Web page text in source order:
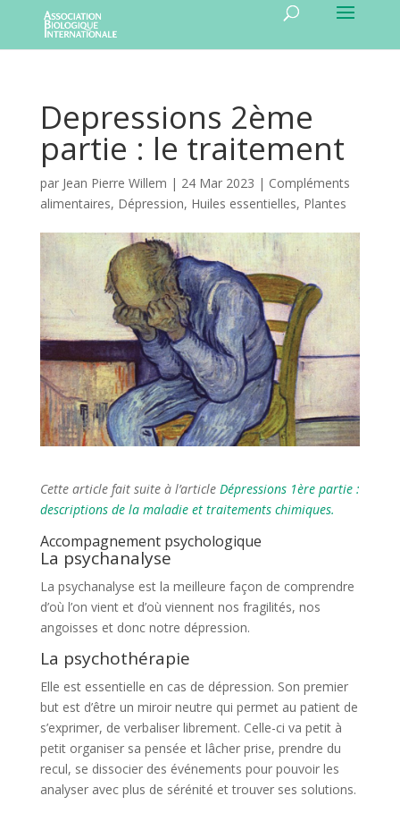
Depressions 2ème
partie : le traitement
par Jean Pierre Willem | 24 Mar 2023 | Compléments
alimentaires, Dépression, Huiles essentielles, Plantes
Cette article fait suite à l’article Dépressions 1ère partie :
descriptions de la maladie et traitements chimiques.
Accompagnement psychologique
La psychanalyse
La psychanalyse est la meilleure façon de comprendre
d’où l’on vient et d’où viennent nos fragilités, nos
angoisses et donc notre dépression.
La psychothérapie
Elle est essentielle en cas de dépression. Son premier
but est d’être un miroir neutre qui permet au patient de
s’exprimer, de verbaliser librement. Celle-ci va petit à
petit organiser sa pensée et lâcher prise, prendre du
recul, se dissocier des événements pour pouvoir les
analyser avec plus de sérénité et trouver ses solutions.